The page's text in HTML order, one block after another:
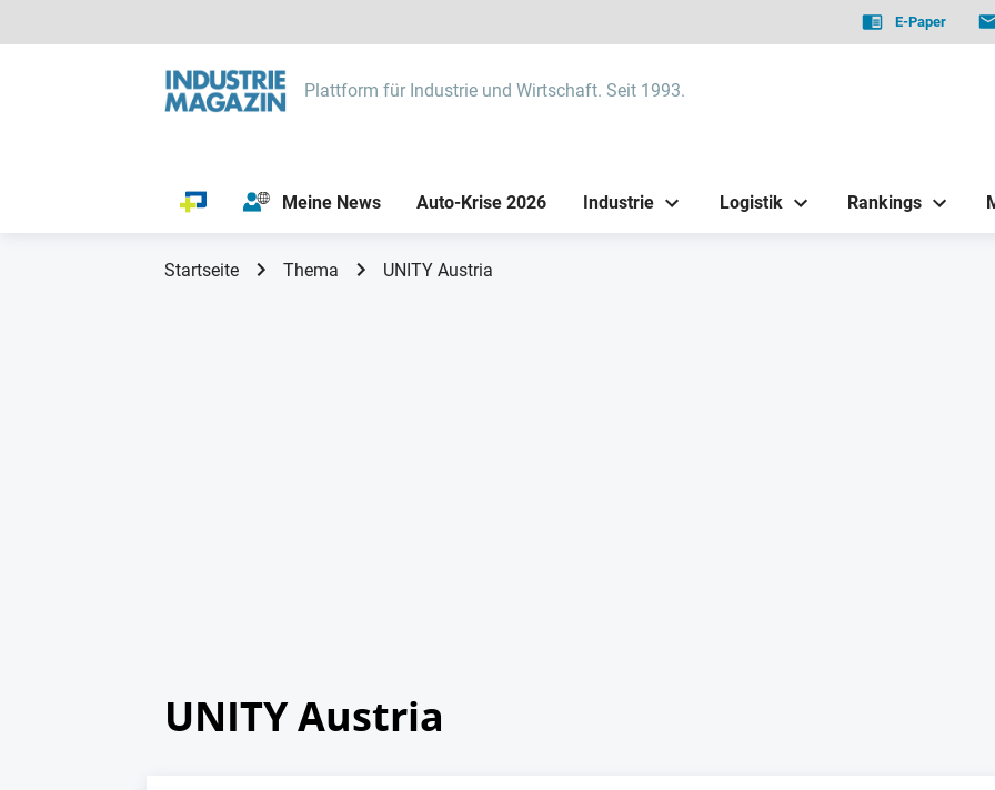
E-Paper
Plattform für Industrie und Wirtschaft. Seit 1993.
Meine News Auto-Krise 2026 Industrie Logistik Rankings
Startseite Thema UNITY Austria
UNITY Austria